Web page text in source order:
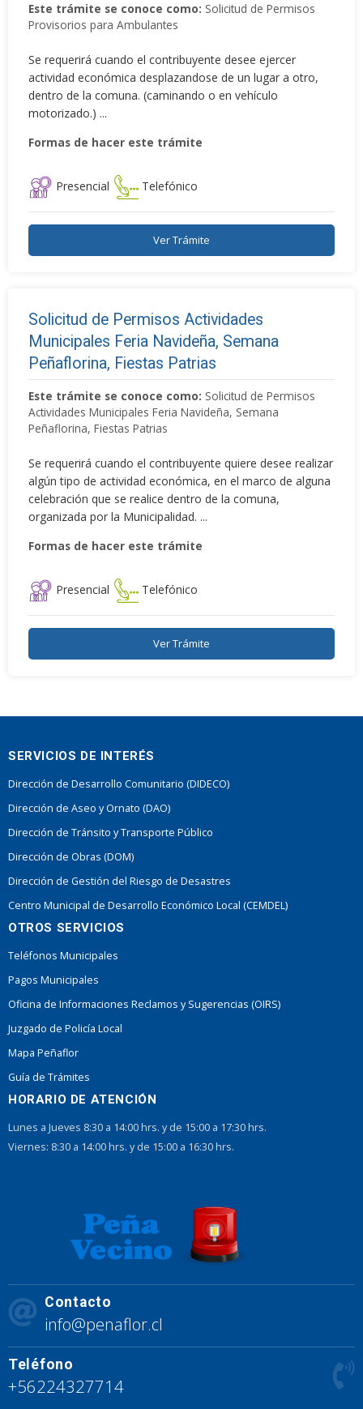
Este trámite se conoce como: Solicitud de Permisos
Provisorios para Ambulantes
Se requerirá cuando el contribuyente desee ejercer
actividad económica desplazandose de un lugar a otro,
dentro de la comuna. (caminando o en vehículo
motorizado.) ...
Formas de hacer este trámite
Presencial Telefónico
Ver Trámite
Solicitud de Permisos Actividades
Municipales Feria Navideña, Semana
Peñaflorina, Fiestas Patrias
Este trámite se conoce como: Solicitud de Permisos
Actividades Municipales Feria Navideña, Semana
Peñaflorina, Fiestas Patrias
Se requerirá cuando el contribuyente quiere desee realizar
algún tipo de actividad económica, en el marco de alguna
celebración que se realice dentro de la comuna,
organizada por la Municipalidad. ...
Formas de hacer este trámite
Presencial Telefónico
Ver Trámite
SERVICIOS DE INTERÉS
Dirección de Desarrollo Comunitario (DIDECO)
Dirección de Aseo y Ornato (DAO)
Dirección de Tránsito y Transporte Público
Dirección de Obras (DOM)
Dirección de Gestión del Riesgo de Desastres
Centro Municipal de Desarrollo Económico Local (CEMDEL)
OTROS SERVICIOS
Teléfonos Municipales
Pagos Municipales
Oficina de Informaciones Reclamos y Sugerencias (OIRS)
Juzgado de Policía Local
Mapa Peñaflor
Guía de Trámites
HORARIO DE ATENCIÓN
Lunes a Jueves 8:30 a 14:00 hrs. y de 15:00 a 17:30 hrs.
Viernes: 8:30 a 14:00 hrs. y de 15:00 a 16:30 hrs.
Contacto
info@penaflor.cl
Teléfono
+56224327714